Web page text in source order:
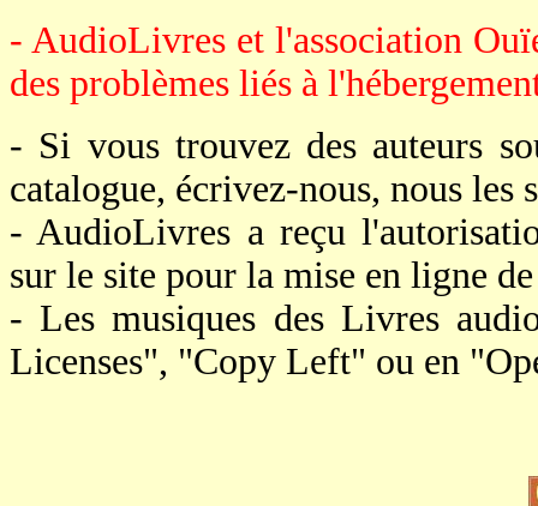
- AudioLivres et l'association
des problèmes liés à
- Si vous trouvez des auteurs
catalogue, écrivez-nous, nous
- AudioLivres a reçu
sur le site pour la mise en ligne
- Les musiques des Livres
Licenses", "Copy Left" ou en